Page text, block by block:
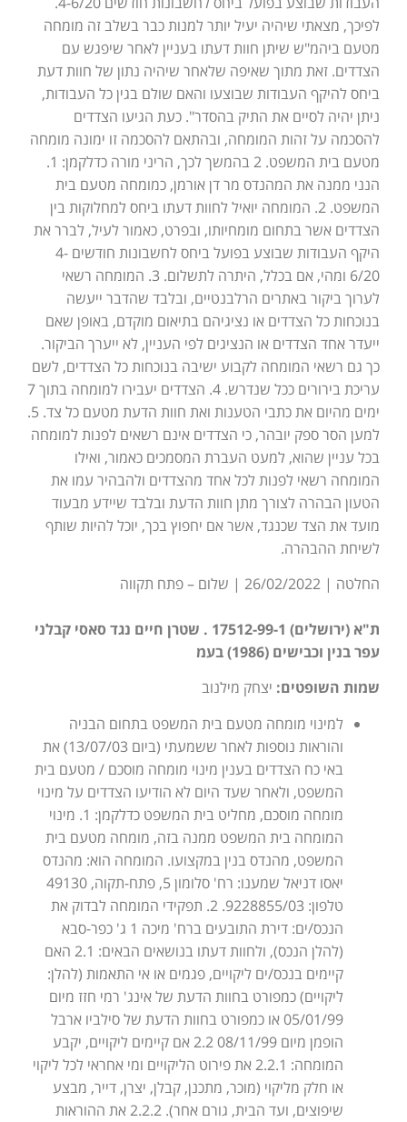
לפיכך, מצאתי שיהיה יעיל יותר למנות כבר בשלב זה מומחה
מטעם ביהמ"ש שיתן חוות דעתו בעניין לאחר שיפגש עם
הצדדים. זאת מתוך שאיפה שלאחר שיהיה נתון של חוות דעת
ביחס להיקף העבודות שבוצעו והאם שולם בגין כל העבודות,
ניתן יהיה לסיים את התיק בהסדר". כעת הגיעו הצדדים
להסכמה על זהות המומחה, ובהתאם להסכמה זו ימונה מומחה
מטעם בית המשפט. 2 בהמשך לכך, הריני מורה כדלקמן: 1.
הנני ממנה את המהנדס מר דן אורמן, כמומחה מטעם בית
המשפט. 2. המומחה יואיל לחוות דעתו ביחס למחלוקות בין
הצדדים אשר בתחום מומחיותו, ובפרט, כאמור לעיל, לברר את
היקף העבודות שבוצע בפועל ביחס לחשבונות חודשים 4-
6/20 ומהי, אם בכלל, היתרה לתשלום. 3. המומחה רשאי
לערוך ביקור באתרים הרלבנטיים, ובלבד שהדבר ייעשה
בנוכחות כל הצדדים או נציגיהם בתיאום מוקדם, באופן שאם
ייעדר אחד הצדדים או הנציגים לפי העניין, לא ייערך הביקור.
כך גם רשאי המומחה לקבוע ישיבה בנוכחות כל הצדדים, לשם
עריכת בירורים ככל שנדרש. 4. הצדדים יעבירו למומחה בתוך 7
ימים מהיום את כתבי הטענות ואת חוות הדעת מטעם כל צד. 5.
למען הסר ספק יובהר, כי הצדדים אינם רשאים לפנות למומחה
בכל עניין שהוא, למעט העברת המסמכים כאמור, ואילו
המומחה רשאי לפנות לכל אחד מהצדדים ולהבהיר עמו את
הטעון הבהרה לצורך מתן חוות הדעת ובלבד שיידע מבעוד
מועד את הצד שכנגד, אשר אם יחפוץ בכך, יוכל להיות שותף
לשיחת ההבהרה.
החלטה | 26/02/2022 | שלום – פתח תקווה
ת"א (ירושלים) 17512-99-1 . שטרן חיים נגד סאסי קבלני
עפר בנין וכבישים (1986) בעמ
שמות השופטים: יצחק מילנוב
למינוי מומחה מטעם בית המשפט בתחום הבניה
והוראות נוספות לאחר ששמעתי (ביום 13/07/03) את
באי כח הצדדים בענין מינוי מומחה מוסכם / מטעם בית
המשפט, ולאחר שעד היום לא הודיעו הצדדים על מינוי
מומחה מוסכם, מחליט בית המשפט כדלקמן: 1. מינוי
המומחה בית המשפט ממנה בזה, מומחה מטעם בית
המשפט, מהנדס בנין במקצועו. המומחה הוא: מהנדס
יאסו דניאל שמענו: רח' סלומון 5, פתח-תקוה, 49130
טלפון: 9228855/03. 2. תפקידי המומחה לבדוק את
הנכס/ים: דירת התובעים ברח' מיכה 1 ג' כפר-סבא
(להלן הנכס), ולחוות דעתו בנושאים הבאים: 2.1 האם
קיימים בנכס/ים ליקויים, פגמים או אי התאמות (להלן:
ליקויים) כמפורט בחוות הדעת של אינג' רמי חזז מיום
05/01/99 או כמפורט בחוות הדעת של סילביו ארבל
הופמן מיום 08/11/99 2.2 אם קיימים ליקויים, יקבע
המומחה: 2.2.1 את פירוט הליקויים ומי אחראי לכל ליקוי
או חלק מליקוי (מוכר, מתכנן, קבלן, יצרן, דייר, מבצע
שיפוצים, ועד הבית, גורם אחר). 2.2.2 את ההוראות